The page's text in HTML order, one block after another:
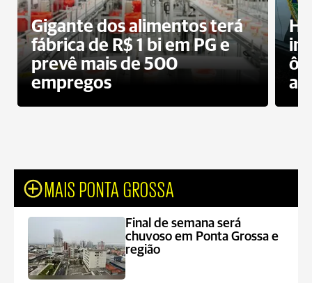
Gigante dos alimentos terá
fábrica de R$ 1 bi em PG e
prevê mais de 500
empregos
MAIS PONTA GROSSA
Final de semana será
chuvoso em Ponta Grossa e
região